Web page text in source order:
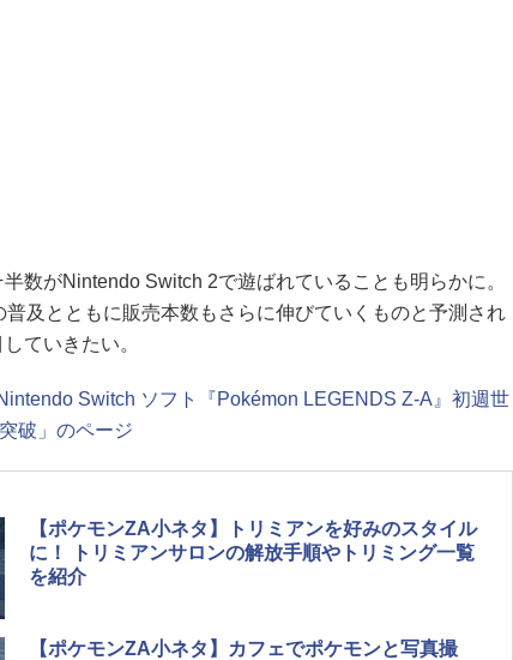
数がNintendo Switch 2で遊ばれていることも明らかに。
及とともに販売本数もさらに伸びていくものと予測され
ていきたい。
Switch ソフト『Pokémon LEGENDS Z-A』初週世
破」のページ
【ポケモンZA小ネタ】トリミアンを好みのスタイル
に！ トリミアンサロンの解放手順やトリミング一覧
を紹介
【ポケモンZA小ネタ】カフェでポケモンと写真撮